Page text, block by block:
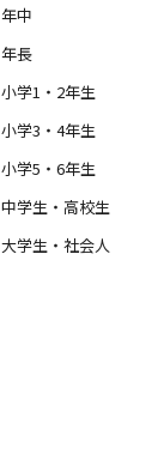
東京都練馬区南大
東京都西東京市ひ
ひばりが丘団地
東京都練馬区南大
年中
年長
小学1・2年生
小学3・4年生
小学5・6年生
中学生・高校生
大学生・社会人